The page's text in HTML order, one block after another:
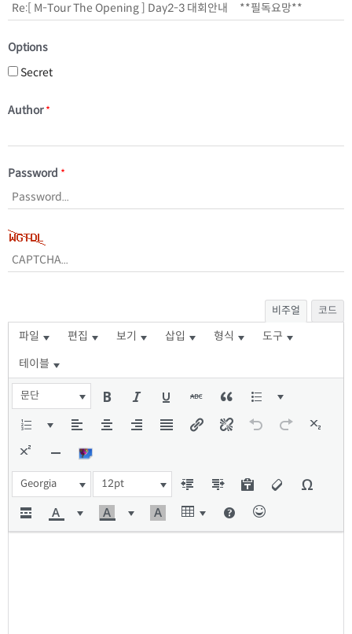
Options
Secret
Author *
Password *
비주얼 코드
파일 편집 보기 삽입 형식 도구
테이블
문단
Georgia 12pt